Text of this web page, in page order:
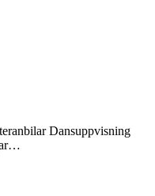
Dansuppvisning